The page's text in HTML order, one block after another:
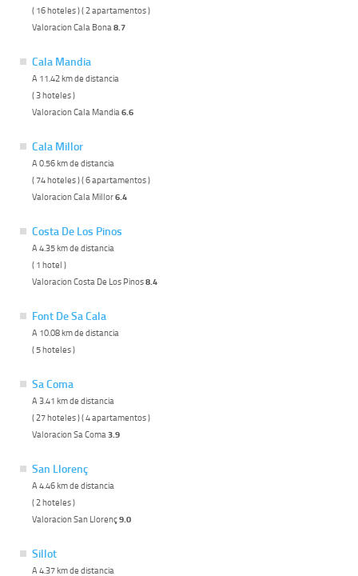
( 16 hoteles ) ( 2 apartamentos )
Valoracion Cala Bona 8.7
Cala Mandia
A 11.42 km de distancia
( 3 hoteles )
Valoracion Cala Mandia 6.6
Cala Millor
A 0.56 km de distancia
( 74 hoteles ) ( 6 apartamentos )
Valoracion Cala Millor6.4
Costa De Los Pinos
A 4.35 km de distancia
( 1 hotel )
Valoracion Costa De Los Pinos8.4
Font De Sa Cala
A 10.08 km de distancia
( 5 hoteles )
Sa Coma
A 3.41 km de distancia
( 27 hoteles ) ( 4 apartamentos )
Valoracion Sa Coma 3.9
San Llorenç
A 4.46 km de distancia
( 2 hoteles )
Valoracion San Llorenç9.0
Sillot
A 4.37 km de distancia